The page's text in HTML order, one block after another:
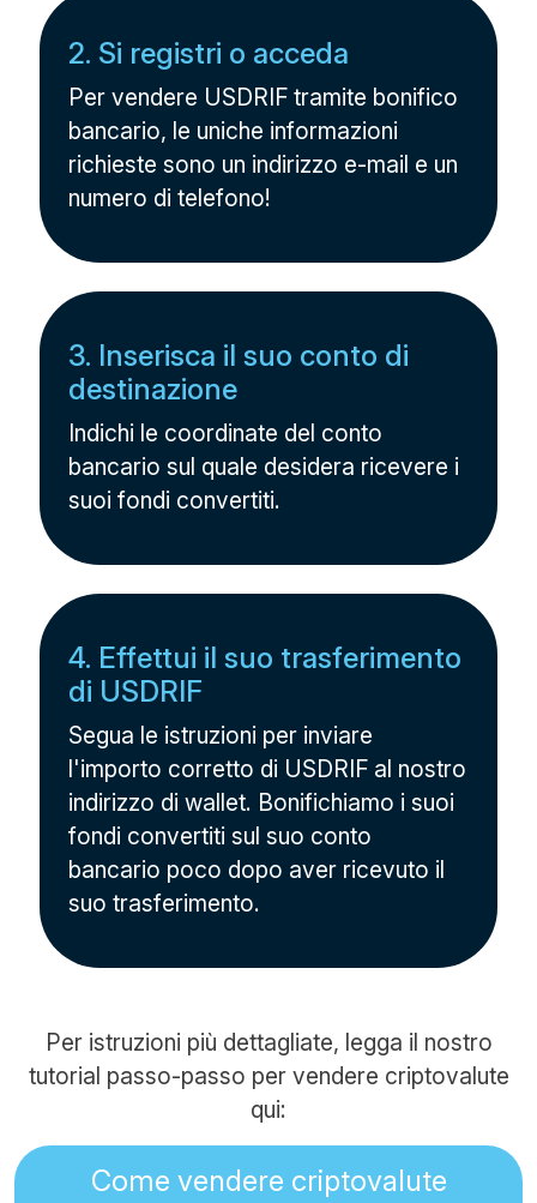
2. Si registri o acceda
Per vendere USDRIF tramite bonifico
bancario, le uniche informazioni
richieste sono un indirizzo e-mail e un
numero di telefono!
3. Inserisca il suo conto di
destinazione
Indichi le coordinate del conto
bancario sul quale desidera ricevere i
suoi fondi convertiti.
4. Effettui il suo trasferimento
di USDRIF
Segua le istruzioni per inviare
l'importo corretto di USDRIF al nostro
indirizzo di wallet. Bonifichiamo i suoi
fondi convertiti sul suo conto
bancario poco dopo aver ricevuto il
suo trasferimento.
Per istruzioni più dettagliate, legga il nostro
tutorial passo-passo per vendere criptovalute
qui:
Come vendere criptovalute